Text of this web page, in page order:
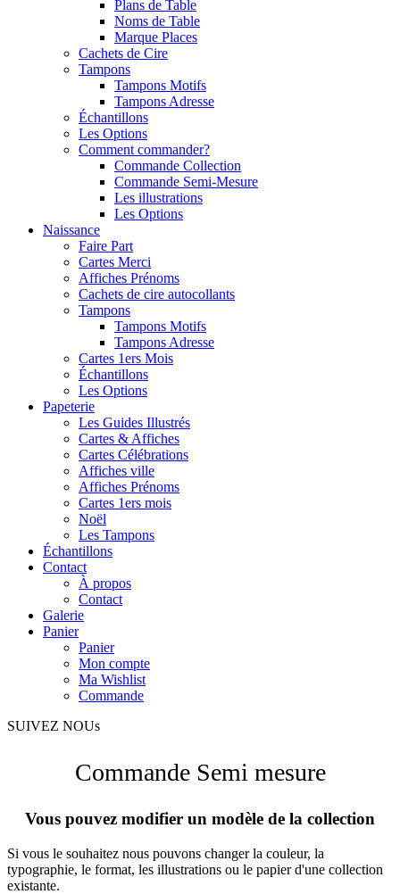
Plans de Table
Noms de Table
Marque Places
Cachets de Cire
Tampons
Tampons Motifs
Tampons Adresse
Échantillons
Les Options
Comment commander?
Commande Collection
Commande Semi-Mesure
Les illustrations
Les Options
Naissance
Faire Part
Cartes Merci
Affiches Prénoms
Cachets de cire autocollants
Tampons
Tampons Motifs
Tampons Adresse
Cartes 1ers Mois
Échantillons
Les Options
Papeterie
Les Guides Illustrés
Cartes & Affiches
Cartes Célébrations
Affiches ville
Affiches Prénoms
Cartes 1ers mois
Noël
Les Tampons
Échantillons
Contact
À propos
Contact
Galerie
Panier
Panier
Mon compte
Ma Wishlist
Commande
SUIVEZ NOUs
Commande Semi mesure
Vous pouvez modifier un modèle de la collection
Si vous le souhaitez nous pouvons changer la couleur, la
typographie, le format, les illustrations ou le papier d'une collection
existante.